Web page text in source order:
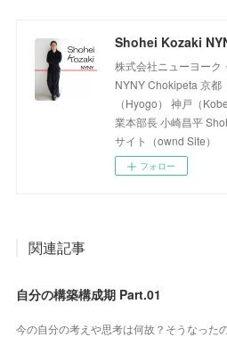
Shohei Kozaki
株式会社ニューヨーク
NYNY Chokipeta 京都
（Hyogo） 神戸（
業本部長 小崎昌平
サイト（ownd Site）
フォロー
関連記事
自分の構築構成期 Part.01
今の自分の考えや思考は何故？そうなった